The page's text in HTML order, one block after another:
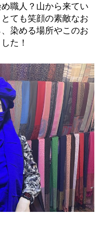
職人？山から来てい
ても笑顔の素敵なお
染める場所やこのお
た！